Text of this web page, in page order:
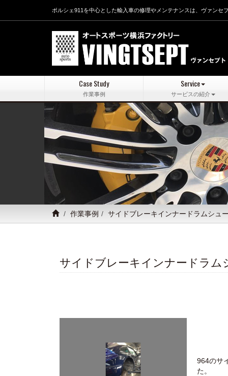
ポルシェ911を中心とした輸入車の修理やメンテナンスは、ヴァンセ
Case Study
作業事例
Service
サービスの紹介
作業事例 サイドブレーキインナードラムシュ
サイドブレーキインナードラム
964のサ
た。